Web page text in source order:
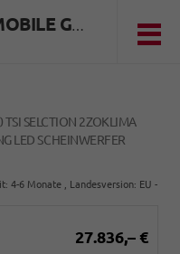
HUBER AUTOMOBILE GMBH
TSI SELCTION 2ZOKLIMA
LED SCHEINWERFER
4-6 Monate , Landesversion: EU -
27.836,– €